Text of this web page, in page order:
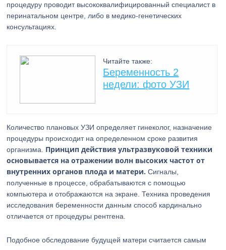
процедуру проводит высококвалифицированный специалист в
перинатальном центре, либо в медико-генетических
консультациях.
Читайте также:
Беременность 2
недели: фото УЗИ
Количество плановых УЗИ определяет гинеколог, назначение
процедуры происходит на определенном сроке развития
организма. Принцип действия ультразвуковой техники
основывается на отражении волн высоких частот от
внутренних органов плода и матери. Сигналы,
полученные в процессе, обрабатываются с помощью
компьютера и отображаются на экране. Техника проведения
исследования беременности данным способ кардинально
отличается от процедуры рентгена.
Подобное обследование будущей матери считается самым